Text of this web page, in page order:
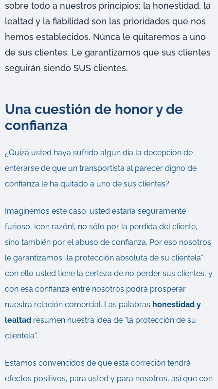
sobre todo a nuestros principios: la honestidad, la
lealtad y la fiabilidad son las prioridades que nos
hemos establecidos. Núnca le quitaremos a uno
de sus clientes. Le garantizamos que sus clientes
seguirán siendo SUS clientes.
Una cuestión de honor y de
confianza
¿Quizá usted haya sufrido algún día la decepción de
enterarse de que un transportista al parecer digno de
confianza le ha quitado a uno de sus clientes?
Imaginemos este caso: usted estaría seguramente
furioso, ¡con razón!, no sólo por la pérdida del cliente,
sino también por el abuso de confianza. Por eso nosotros
le garantizamos „la protección absoluta de su clientela”:
con ello usted tiene la certeza de no perder sus clientes, y
con esa confianza entre nosotros podrá prosperar
nuestra relación comercial. Las palabras honestidad y
lealtad resumen nuestra idea de “la protección de su
clientela”.
Estamos convencidos de que esta correción tendrá
efectos positivos, para usted y para nosotros, así que con